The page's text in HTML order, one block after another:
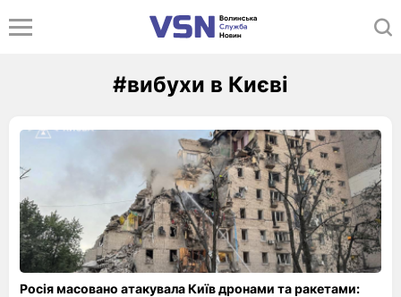
#вибухи в Києві
Росія масовано атакувала Київ дронами та ракетами: